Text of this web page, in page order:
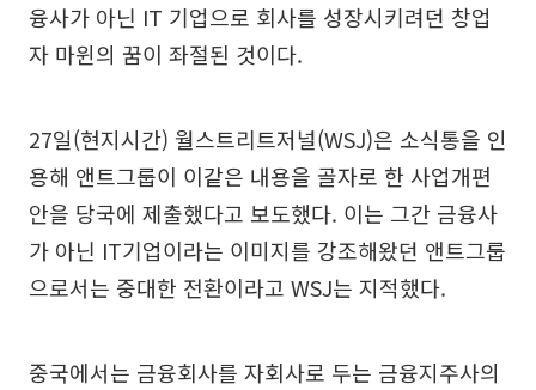
융사가 아닌 IT 기업으로 회사를 성장시키려던 창업
자 마윈의 꿈이 좌절된 것이다.
27일(현지시간) 월스트리트저널(WSJ)은 소식통을 인
용해 앤트그룹이 이같은 내용을 골자로 한 사업개편
안을 당국에 제출했다고 보도했다. 이는 그간 금융사
가 아닌 IT기업이라는 이미지를 강조해왔던 앤트그룹
으로서는 중대한 전환이라고 WSJ는 지적했다.
중국에서는 금융회사를 자회사로 두는 금융지주사의